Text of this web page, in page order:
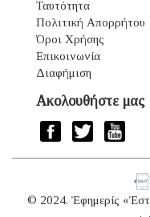
Ταυτότητα
Πολιτική Απορρήτου
Όροι Χρήσης
Επικοινωνία
Διαφήμιση
Ακολουθήστε μας
© 2024. Ἐφημερίς